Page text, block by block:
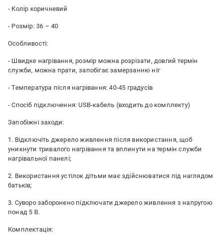
- Колір коричневий
- Розмір: 36 – 40
Особливості:
- Швидке нагрівання, розмір можна розрізати, довгий термін
служби, можна прати, запобігає замерзанню ніг
- Температура після нагрівання: 40-45 градусів
- Спосіб підключення: USB-кабель (входить до комплекту)
Запобіжні заходи:
1. Відключіть джерело живлення після використання, щоб
уникнути тривалого нагрівання та вплинути на термін служби
нагрівальної панелі;
2. Використання устілок дітьми має здійснюватися під наглядом
батьків;
3. Суворо заборонено підключати джерело живлення з напругою
понад 5 В.
Комплектація: